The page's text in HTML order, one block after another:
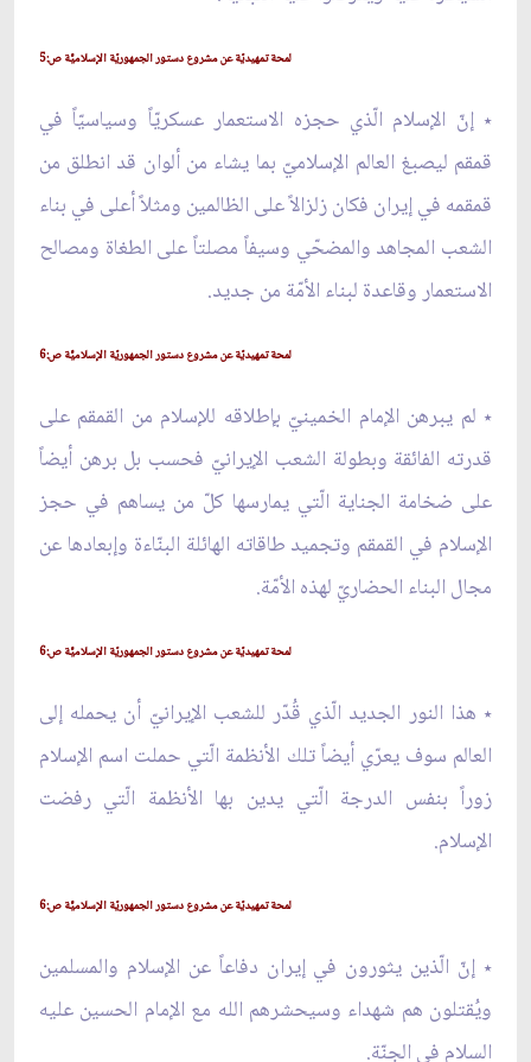
لمحة تمهيديّة عن مشروع دستور الجمهوريّة الإسلاميّّة ص:5
٭ إنّ الإسلام الّذي حجزه الاستعمار عسكريّاً وسياسيّاً في
قمقم ليصبغ العالم الإسلاميّ بما يشاء من ألوان قد انطلق من
قمقمه في إيران فكان زلزالاً على الظالمين ومثلاً أعلى في بناء
الشعب المجاهد والمضحّي وسيفاً مصلتاً على الطغاة ومصالح
الاستعمار وقاعدة لبناء الأمّة من جديد.
لمحة تمهيديّة عن مشروع دستور الجمهوريّة الإسلاميّّة ص:6
٭ لم يبرهن الإمام الخمينيّ بإطلاقه للإسلام من القمقم على
قدرته الفائقة وبطولة الشعب الإيرانيّ فحسب بل برهن أيضاً
على ضخامة الجناية الّتي يمارسها كلّ من يساهم في حجز
الإسلام في القمقم وتجميد طاقاته الهائلة البنّاءة وإبعادها عن
مجال البناء الحضاريّ لهذه الأمّة.
لمحة تمهيديّة عن مشروع دستور الجمهوريّة الإسلاميّّة ص:6
٭ هذا النور الجديد الّذي قُدّر للشعب الإيرانيّ أن يحمله إلى
العالم سوف يعرّي أيضاً تلك الأنظمة الّتي حملت اسم الإسلام
زوراً بنفس الدرجة الّتي يدين بها الأنظمة الّتي رفضت
الإسلام.
لمحة تمهيديّة عن مشروع دستور الجمهوريّة الإسلاميّّة ص:6
٭ إنّ الّذين يثورون في إيران دفاعاً عن الإسلام والمسلمين
ويُقتلون هم شهداء وسيحشرهم الله مع الإمام الحسين عليه
السلام في الجنّة.